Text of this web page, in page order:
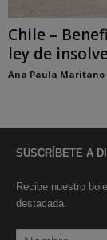
Chile –
ley de
Ana Paula Maritano
SUSCRÍBETE A
Recibe nuestro
destacada.